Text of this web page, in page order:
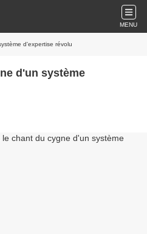
MENU
d'expertise révolu
d'un système